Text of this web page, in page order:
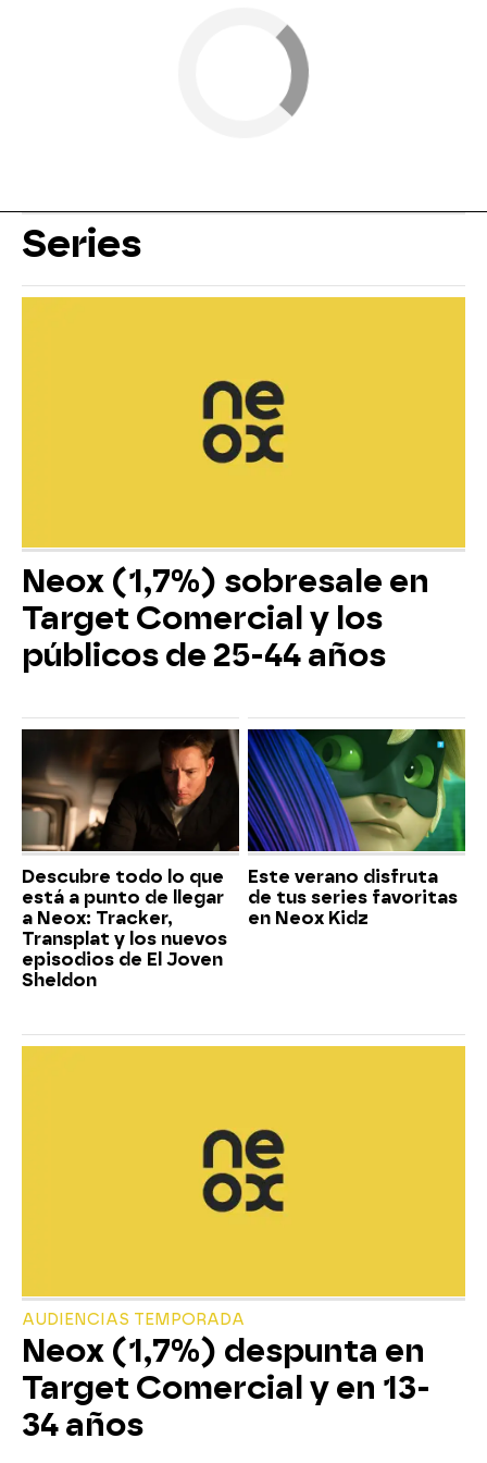
Series
Neox (1,7%) sobresale en
Target Comercial y los
públicos de 25-44 años
Descubre todo lo que
está a punto de llegar
a Neox: Tracker,
Transplat y los nuevos
episodios de El Joven
Sheldon
Este verano disfruta
de tus series favoritas
en Neox Kidz
AUDIENCIAS TEMPORADA
Neox (1,7%) despunta en
Target Comercial y en 13-
34 años